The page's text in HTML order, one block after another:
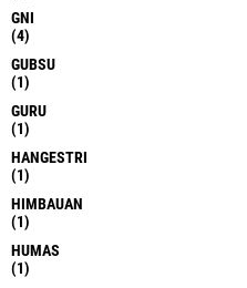
GNI
(4)
GUBSU
(1)
GURU
(1)
HANGESTRI
(1)
HIMBAUAN
(1)
HUMAS
(1)